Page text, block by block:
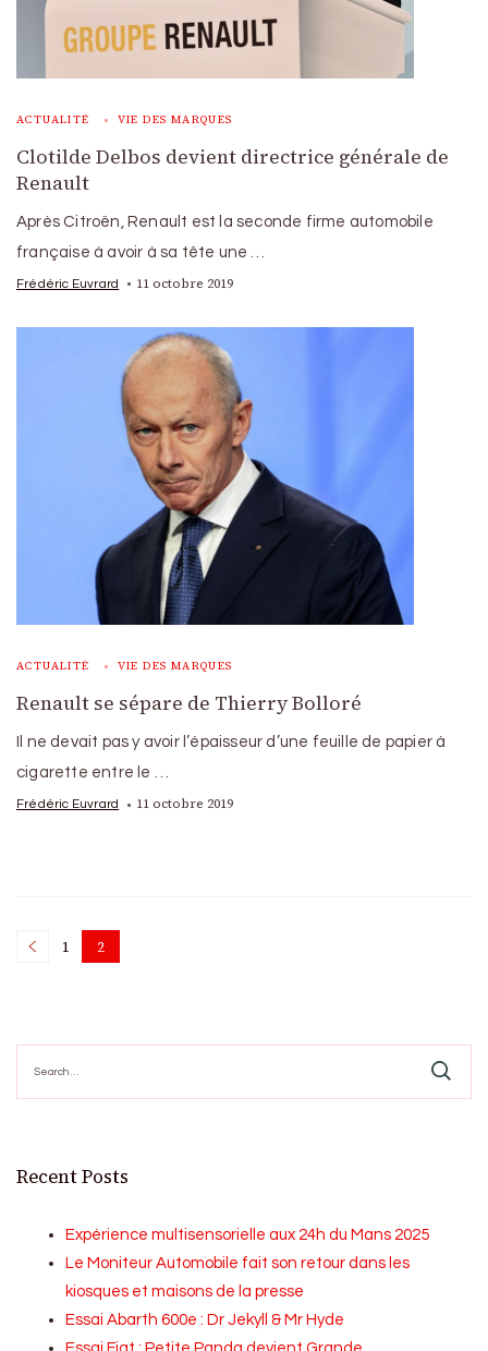
ACTUALITÉ VIE DES MARQUES
Clotilde Delbos devient directrice générale de
Renault
Après Citroën, Renault est la seconde firme automobile
française à avoir à sa tête une …
Frédéric Euvrard 11 octobre 2019
ACTUALITÉ VIE DES MARQUES
Renault se sépare de Thierry Bolloré
Il ne devait pas y avoir l’épaisseur d’une feuille de papier à
cigarette entre le …
Frédéric Euvrard 11 octobre 2019
Posts
Page
1 Page
2
for:
Recent Posts
Expérience multisensorielle aux 24h du Mans 2025
Le Moniteur Automobile fait son retour dans les
kiosques et maisons de la presse
Essai Abarth 600e : Dr Jekyll & Mr Hyde